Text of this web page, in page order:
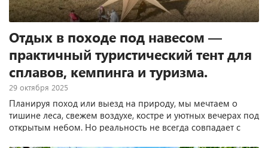
Отдых в походе под навесом —
практичный туристический тент для
сплавов, кемпинга и туризма.
29 октября 2025
Планируя поход или выезд на природу, мы мечтаем о
тишине леса, свежем воздухе, костре и уютных вечерах под
открытым небом. Но реальность не всегда совпадает с